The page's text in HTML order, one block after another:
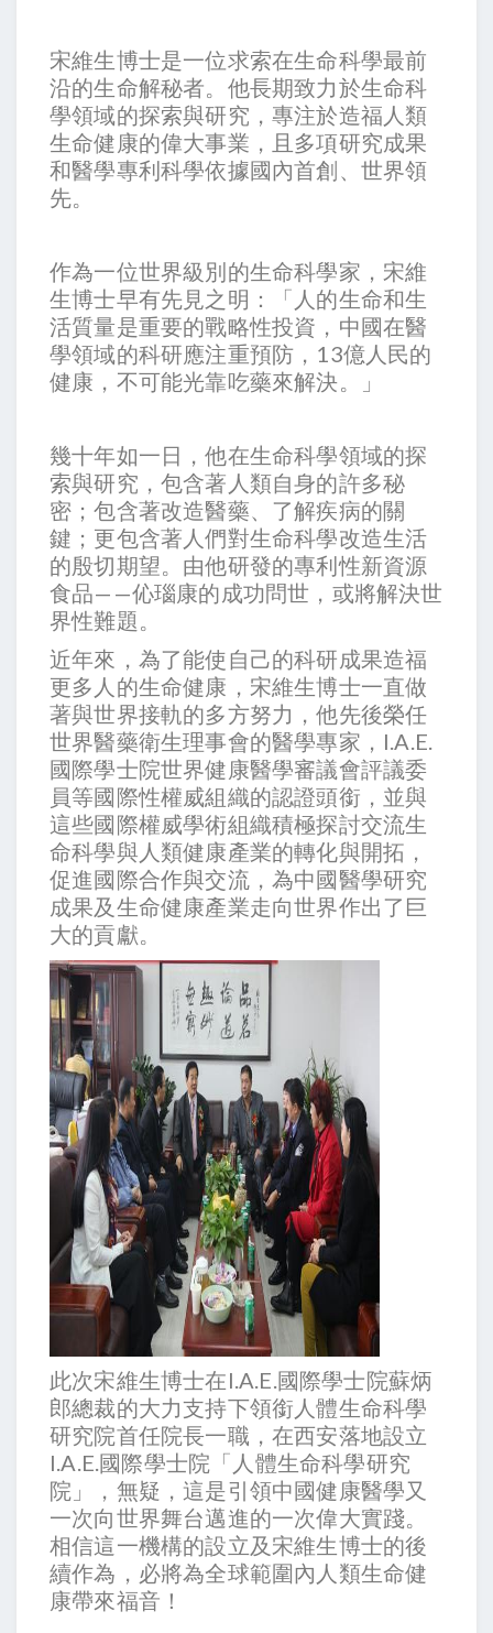
宋維生博士是一位求索在生命科學最前
沿的生命解秘者。他長期致力於生命科
學領域的探索與研究，專注於造福人類
生命健康的偉大事業，且多項研究成果
和醫學專利科學依據國內首創、世界領
先。
作為一位世界級別的生命科學家，宋維
生博士早有先見之明：「人的生命和生
活質量是重要的戰略性投資，中國在醫
學領域的科研應注重預防，13億人民的
健康，不可能光靠吃藥來解決。」
幾十年如一日，他在生命科學領域的探
索與研究，包含著人類自身的許多秘
密；包含著改造醫藥、了解疾病的關
鍵；更包含著人們對生命科學改造生活
的殷切期望。由他研發的專利性新資源
食品——伈瑙康的成功問世，或將解決世
界性難題。
近年來，為了能使自己的科研成果造福
更多人的生命健康，宋維生博士一直做
著與世界接軌的多方努力，他先後榮任
世界醫藥衛生理事會的醫學專家，I.A.E.
國際學士院世界健康醫學審議會評議委
員等國際性權威組織的認證頭銜，並與
這些國際權威學術組織積極探討交流生
命科學與人類健康產業的轉化與開拓，
促進國際合作與交流，為中國醫學研究
成果及生命健康產業走向世界作出了巨
大的貢獻。
此次宋維生博士在I.A.E.國際學士院蘇炳
郎總裁的大力支持下領銜人體生命科學
研究院首任院長一職，在西安落地設立
I.A.E.國際學士院「人體生命科學研究
院」，無疑，這是引領中國健康醫學又
一次向世界舞台邁進的一次偉大實踐。
相信這一機構的設立及宋維生博士的後
續作為，必將為全球範圍內人類生命健
康帶來福音！